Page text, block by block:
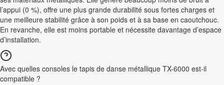
l’appui (0 %), offre une plus grande durabilité sous fortes charges et
une meilleure stabilité grâce à son poids et à sa base en caoutchouc.
En revanche, elle est moins portable et nécessite davantage d’espace
d’installation.
Avec quelles consoles le tapis de danse métallique TX-6000 est-il
compatible ?